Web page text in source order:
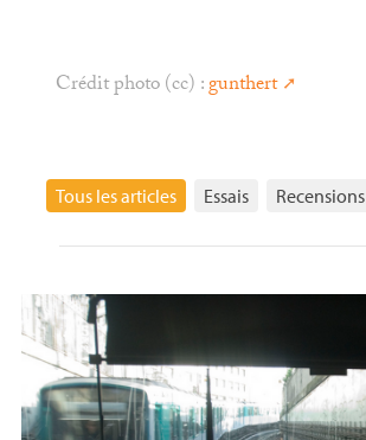
Crédit photo (cc) :gunthert
Tous les articles Essais Recensions